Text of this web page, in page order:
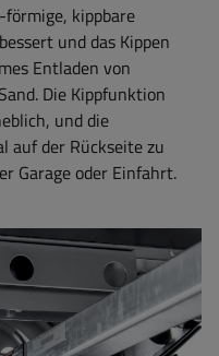
kippbare
und das Kippen
Entladen von
Die Kippfunktion
und die
auf der Rückseite zu
Garage oder Einfahrt.